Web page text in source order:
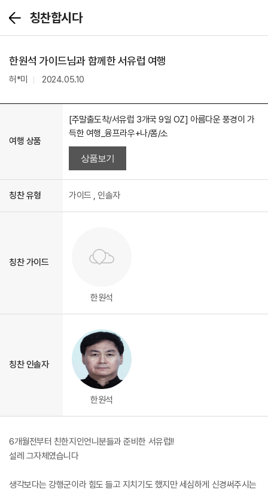
뒤
로
기
칭찬합시다
한원석 가이드님과 함께한 서유럽 여행
허*미 2024.05.10
여행 상품
[주말출도착/서유럽 3개국 9일 OZ] 아름다운 풍경이 가
득한 여행_융프라우+나/폼/소
상품보기
칭찬 유형 가이드 , 인솔자
칭찬 가이드
한원석
칭찬 인솔자
한원석
6개월전부터 친한지인언니분들과 준비한 서유럽!!
설레 그자체였습니다
생각보다는 강행군이라 힘도 들고 지치기도 했지만 세심하게 신경써주시는